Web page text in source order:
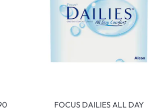
FOCUS DAILIES ALL DAY